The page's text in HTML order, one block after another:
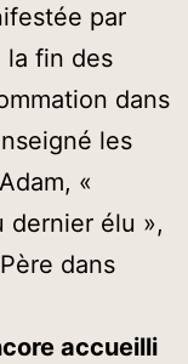
par
la fin des
dans
les
«
dernier élu »,
dans
accueilli